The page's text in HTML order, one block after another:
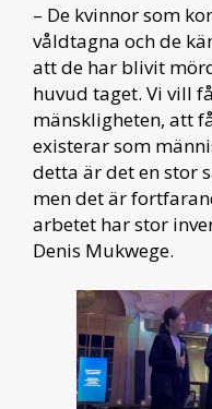
– De kvinnor som
våldtagna och de
att de har blivit
huvud taget. Vi vill
mänskligheten, att
existerar som
detta är det en stor
men det är
arbetet har stor
Denis Mukwege.